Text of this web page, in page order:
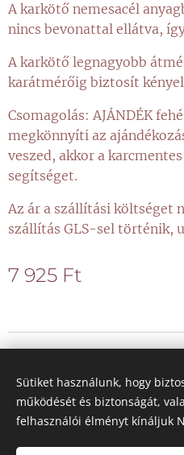
A karkötő nemesacél
nincs bevonattal ellátva,
A karkötő legnagyobb
karátmérőig biztosít
Csomagolás: AJÁNDÉK
megkönnyíti az
veszed, akkor a
segítséget.
Az ár a szállítási költséget
szállítás GLS-sel történik,
7 925 Ft
Magyar
Sütiket használunk, hogy
működését és biztonságát,
felhasználói élményt kínáljuk